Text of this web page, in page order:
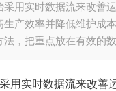
采用实时数据流来改善
生产效率并降低维护成
法，把重点放在有效的数
用实时数据流来改善